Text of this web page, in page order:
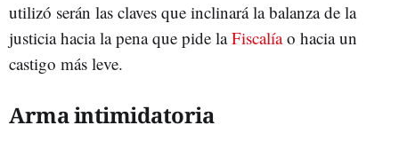
utilizó serán las claves que inclinará la balanza de la
justicia hacia la pena que pide laFiscalíao hacia un
castigo más leve.
Arma intimidatoria